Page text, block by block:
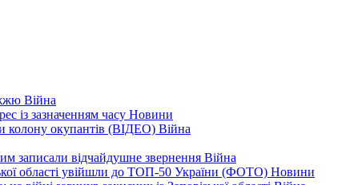
Війна
із зазначенням часу Новини
колону окупантів (ВІДЕО) Війна
записали відчайдушне звернення Війна
області увійшли до ТОП-50 України (ФОТО) Новини